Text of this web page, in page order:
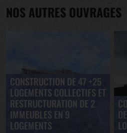
NOS AUTRES OUVRAGES
CONSTRUCTION DE 47 +25
LOGEMENTS COLLECTIFS ET
RESTRUCTURATION DE 2
IMMEUBLES EN 9
LOGEMENTS